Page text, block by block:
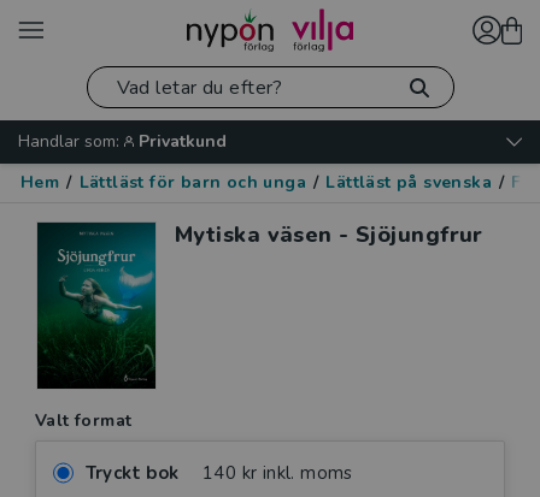
Handlar som:
Privatkund
Hem / Lättläst för barn och unga / Lättläst på svenska /
Mytiska väsen - Sjöjungfrur
Valt format
Tryckt bok 140 kr inkl. moms